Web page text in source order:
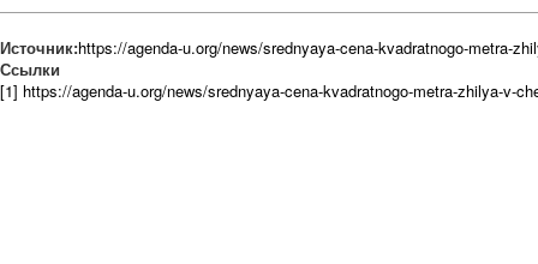
Источник:https://agenda-u.org/news/srednyaya-cena-kvadratnogo-metra-
Ссылки
[1] https://agenda-u.org/news/srednyaya-cena-kvadratnogo-metra-zhilya-v-